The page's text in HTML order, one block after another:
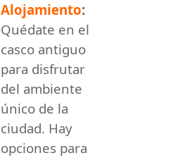
Alojamiento:
Quédate en el
casco antiguo
para disfrutar
del ambiente
único de la
ciudad. Hay
opciones para